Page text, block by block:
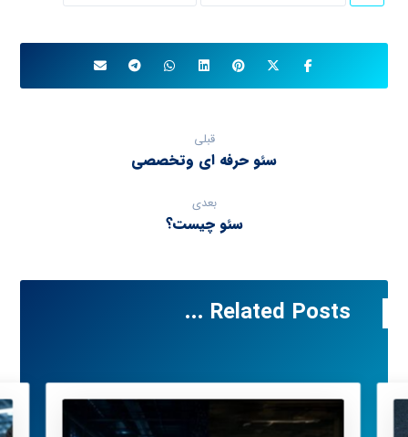
قبلی
سئو حرفه ای وتخصصی
بعدی
سئو چیست؟
Related Posts ...